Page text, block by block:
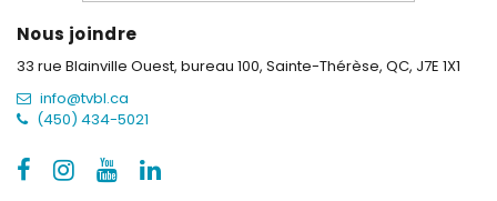
Nous joindre
33 rue Blainville Ouest, bureau 100, Sainte-Thérèse, QC, J7E 1X1
info@tvbl.ca
(450) 434-5021